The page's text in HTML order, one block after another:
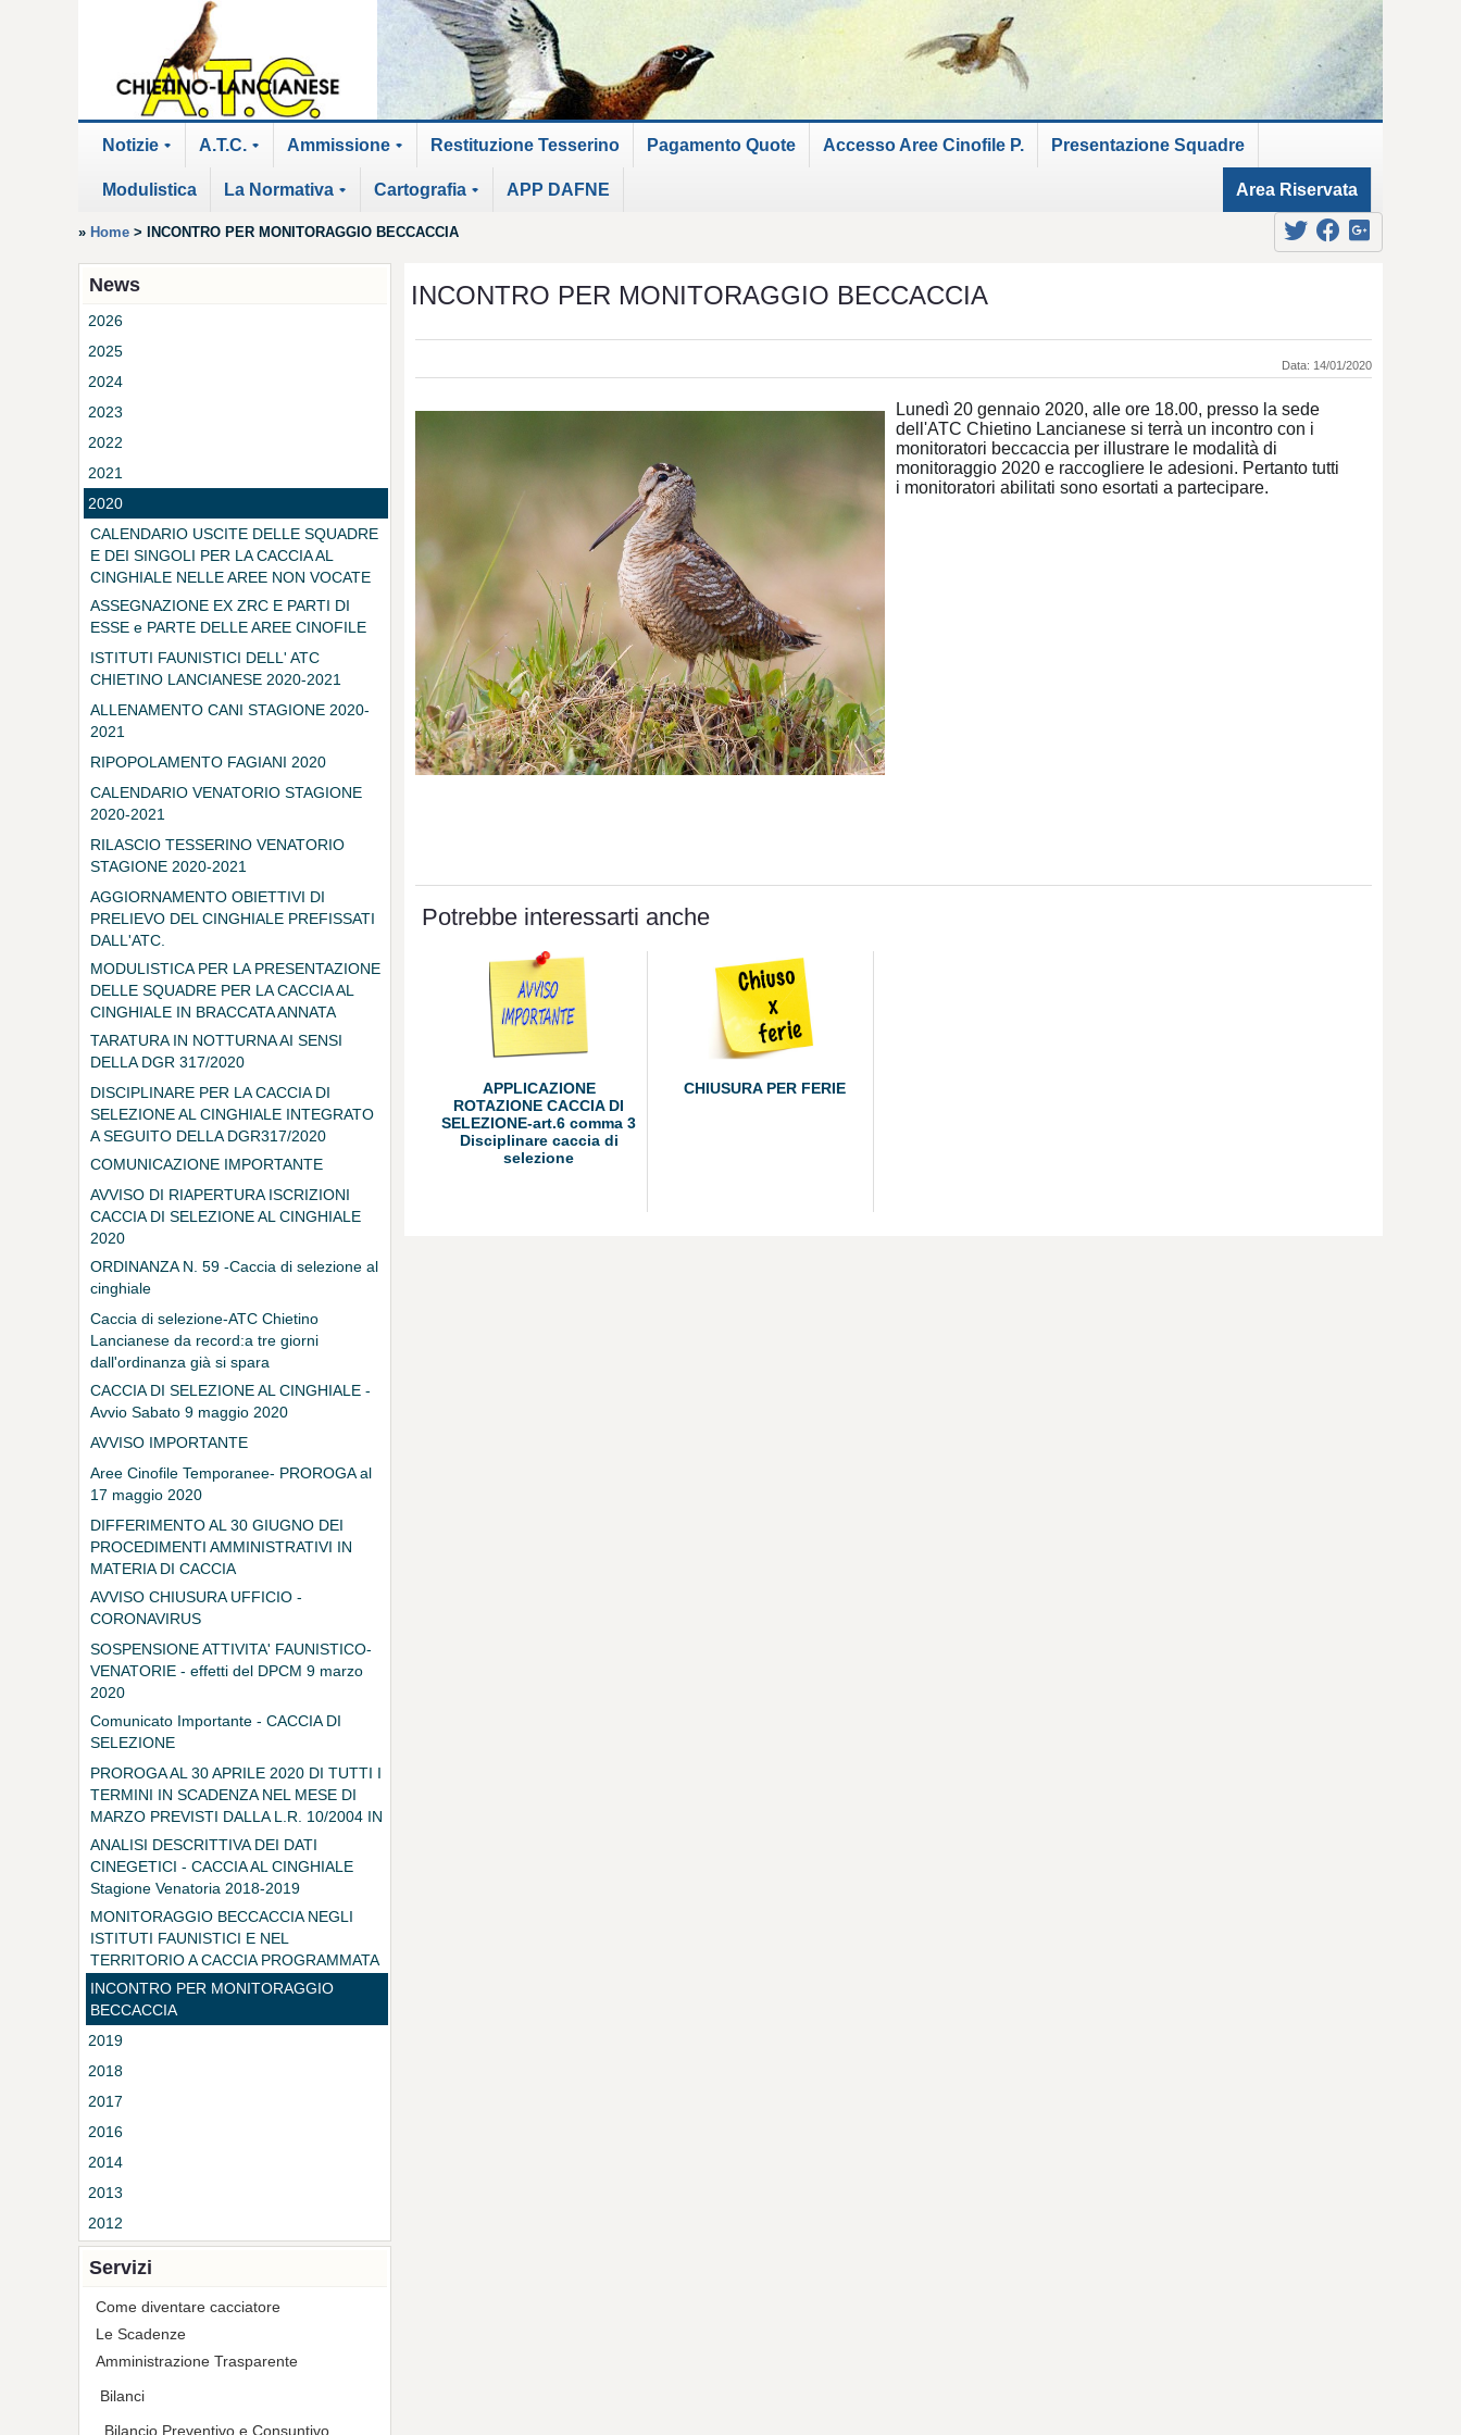
Notizie A.T.C. Ammissione Restituzione Tesserino Pagamento Quote Accesso Aree Cinofile P. Presentazione Squadre
Modulistica La Normativa Cartografia APP DAFNE Area Riservata
» Home > INCONTRO PER MONITORAGGIO BECCACCIA
INCONTRO PER MONITORAGGIO BECCACCIA
Data: 14/01/2020
Lunedì 20 gennaio 2020, alle ore 18.00, presso la sede
dell'ATC Chietino Lancianese si terrà un incontro con i
monitoratori beccaccia per illustrare le modalità di
monitoraggio 2020 e raccogliere le adesioni. Pertanto tutti
i monitoratori abilitati sono esortati a partecipare.
Potrebbe interessarti anche
APPLICAZIONE
ROTAZIONE CACCIA DI
SELEZIONE-art.6 comma 3
Disciplinare caccia di
selezione
CHIUSURA PER FERIE
News
2026
2025
2024
2023
2022
2021
2020
CALENDARIO USCITE DELLE SQUADRE
E DEI SINGOLI PER LA CACCIA AL
CINGHIALE NELLE AREE NON VOCATE
ASSEGNAZIONE EX ZRC E PARTI DI
ESSE e PARTE DELLE AREE CINOFILE
ISTITUTI FAUNISTICI DELL' ATC
CHIETINO LANCIANESE 2020-2021
ALLENAMENTO CANI STAGIONE 2020-
2021
RIPOPOLAMENTO FAGIANI 2020
CALENDARIO VENATORIO STAGIONE
2020-2021
RILASCIO TESSERINO VENATORIO
STAGIONE 2020-2021
AGGIORNAMENTO OBIETTIVI DI
PRELIEVO DEL CINGHIALE PREFISSATI
DALL'ATC.
MODULISTICA PER LA PRESENTAZIONE
DELLE SQUADRE PER LA CACCIA AL
CINGHIALE IN BRACCATA ANNATA
VENATORIA 2020-2021
TARATURA IN NOTTURNA AI SENSI
DELLA DGR 317/2020
DISCIPLINARE PER LA CACCIA DI
SELEZIONE AL CINGHIALE INTEGRATO
A SEGUITO DELLA DGR317/2020
COMUNICAZIONE IMPORTANTE
AVVISO DI RIAPERTURA ISCRIZIONI
CACCIA DI SELEZIONE AL CINGHIALE
2020
ORDINANZA N. 59 -Caccia di selezione al
cinghiale
Caccia di selezione-ATC Chietino
Lancianese da record:a tre giorni
dall'ordinanza già si spara
CACCIA DI SELEZIONE AL CINGHIALE -
Avvio Sabato 9 maggio 2020
AVVISO IMPORTANTE
Aree Cinofile Temporanee- PROROGA al
17 maggio 2020
DIFFERIMENTO AL 30 GIUGNO DEI
PROCEDIMENTI AMMINISTRATIVI IN
MATERIA DI CACCIA
AVVISO CHIUSURA UFFICIO -
CORONAVIRUS
SOSPENSIONE ATTIVITA' FAUNISTICO-
VENATORIE - effetti del DPCM 9 marzo
2020
Comunicato Importante - CACCIA DI
SELEZIONE
PROROGA AL 30 APRILE 2020 DI TUTTI I
TERMINI IN SCADENZA NEL MESE DI
MARZO PREVISTI DALLA L.R. 10/2004 IN
MATERIA DI CACCIA
ANALISI DESCRITTIVA DEI DATI
CINEGETICI - CACCIA AL CINGHIALE
Stagione Venatoria 2018-2019
MONITORAGGIO BECCACCIA NEGLI
ISTITUTI FAUNISTICI E NEL
TERRITORIO A CACCIA PROGRAMMATA
DELL'ATC CHIETINO LANCIANESE
INCONTRO PER MONITORAGGIO
BECCACCIA
2019
2018
2017
2016
2014
2013
2012
Servizi
Come diventare cacciatore
Le Scadenze
Amministrazione Trasparente
Bilanci
Bilancio Preventivo e Consuntivo